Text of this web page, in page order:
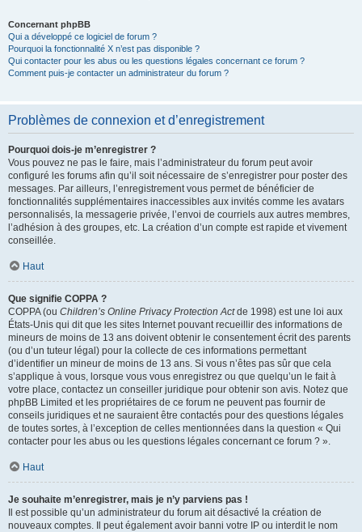
Concernant phpBB
Qui a développé ce logiciel de forum ?
Pourquoi la fonctionnalité X n’est pas disponible ?
Qui contacter pour les abus ou les questions légales concernant ce forum ?
Comment puis-je contacter un administrateur du forum ?
Problèmes de connexion et d’enregistrement
Pourquoi dois-je m’enregistrer ?
Vous pouvez ne pas le faire, mais l’administrateur du forum peut avoir
configuré les forums afin qu’il soit nécessaire de s’enregistrer pour poster des
messages. Par ailleurs, l’enregistrement vous permet de bénéficier de
fonctionnalités supplémentaires inaccessibles aux invités comme les avatars
personnalisés, la messagerie privée, l’envoi de courriels aux autres membres,
l’adhésion à des groupes, etc. La création d’un compte est rapide et vivement
conseillée.
Haut
Que signifie COPPA ?
COPPA (ou Children’s Online Privacy Protection Actde 1998) est une loi aux
États-Unis qui dit que les sites Internet pouvant recueillir des informations de
mineurs de moins de 13 ans doivent obtenir le consentement écrit des parents
(ou d’un tuteur légal) pour la collecte de ces informations permettant
d’identifier un mineur de moins de 13 ans. Si vous n’êtes pas sûr que cela
s’applique à vous, lorsque vous vous enregistrez ou que quelqu’un le fait à
votre place, contactez un conseiller juridique pour obtenir son avis. Notez que
phpBB Limited et les propriétaires de ce forum ne peuvent pas fournir de
conseils juridiques et ne sauraient être contactés pour des questions légales
de toutes sortes, à l’exception de celles mentionnées dans la question « Qui
contacter pour les abus ou les questions légales concernant ce forum ? ».
Haut
Je souhaite m’enregistrer, mais je n’y parviens pas !
Il est possible qu’un administrateur du forum ait désactivé la création de
nouveaux comptes. Il peut également avoir banni votre IP ou interdit le nom